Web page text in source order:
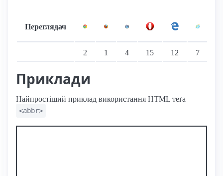
Переглядач
2 1 4 15 12 7
Приклади
Найпростіший приклад використання HTML теґа
<abbr>